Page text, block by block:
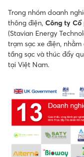
Trong nhóm doanh
thông điện, Công ty
(Stavian Energy
trạm sạc xe điện,
tầng sạc và thúc đẩy
tại Việt Nam.